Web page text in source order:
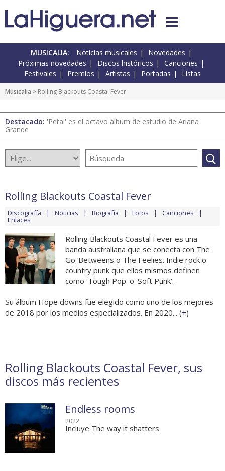
MUSICALIA: Noticias musicales
Novedades
Próximas novedades
Discos históricos
Canciones
Festivales
Premios Artistas Portadas Listas
Musicalia > Rolling Blackouts Coastal Fever
Destacado: 'Petal' es el octavo álbum de estudio de Ariana
Grande
Rolling Blackouts Coastal Fever
Discografía Noticias Biografía Fotos Canciones
Enlaces
Rolling Blackouts Coastal Fever es una
banda australiana que se conecta con The
Go-Betweens o The Feelies. Indie rock o
country punk que ellos mismos definen
como 'Tough Pop' o 'Soft Punk'.
Su álbum Hope downs fue elegido como uno de los mejores
de 2018 por los medios especializados. En 2020... (+)
Rolling Blackouts Coastal Fever, sus
discos más recientes
Endless rooms
2022
Incluye The way it shatters